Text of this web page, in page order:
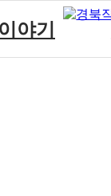
야기
램